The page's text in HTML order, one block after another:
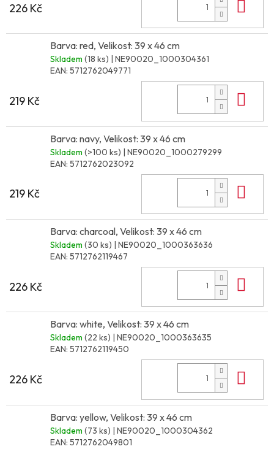
226 Kč
Barva: red, Velikost: 39 x 46 cm
Skladem (18 ks) | NE90020_1000304361
EAN: 5712762049771
219 Kč
Barva: navy, Velikost: 39 x 46 cm
Skladem (>100 ks) | NE90020_1000279299
EAN: 5712762023092
219 Kč
Barva: charcoal, Velikost: 39 x 46 cm
Skladem (30 ks) | NE90020_1000363636
EAN: 5712762119467
226 Kč
Barva: white, Velikost: 39 x 46 cm
Skladem (22 ks) | NE90020_1000363635
EAN: 5712762119450
226 Kč
Barva: yellow, Velikost: 39 x 46 cm
Skladem (73 ks) | NE90020_1000304362
EAN: 5712762049801